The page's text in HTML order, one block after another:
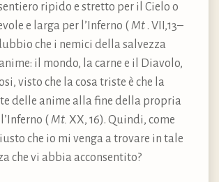
ripido e stretto per il Cielo o
e larga per l’Inferno ( Mt . VII,13–
che i nemici della salvezza
il mondo, la carne e il Diavolo,
visto che la cosa triste è che la
delle anime alla fine della propria
( Mt. XX, 16). Quindi, come
che io mi venga a trovare in tale
che vi abbia acconsentito?